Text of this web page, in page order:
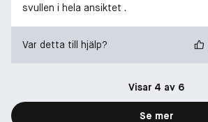
svullen i hela ansiktet .
Var detta till hjälp?
Visar 4 av 6
Se mer